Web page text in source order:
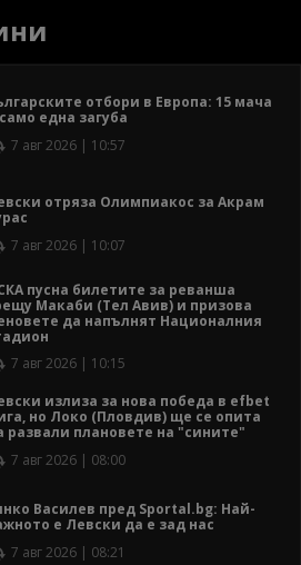
отбори в Европа: 15 мача
една загуба
7 авг 2026 | 10:57
отряза Олимпиакос за Акрам
7 авг 2026 | 10:07
пусна билетите за реванша
Макаби (Тел Авив) и призова
да напълнят Националния
7 авг 2026 | 10:15
излиза за нова победа в efbet
но Локо (Пловдив) ще се опита
развали плановете на "сините"
7 авг 2026 | 08:00
Василев пред Sportal.bg: Най-
е Левски да е зад нас
7 авг 2026 | 08:21